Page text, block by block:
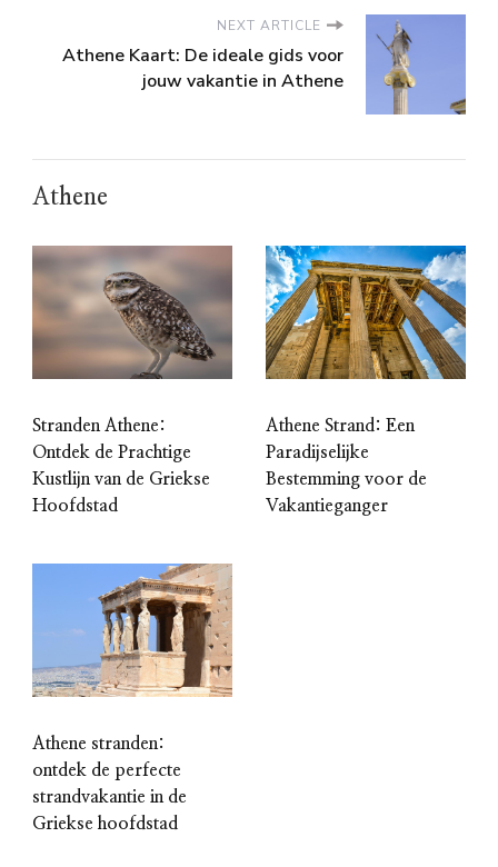
NEXT ARTICLE
Athene Kaart: De ideale gids voor
jouw vakantie in Athene
Athene
Stranden Athene:
Ontdek de Prachtige
Kustlijn van de Griekse
Hoofdstad
Athene Strand: Een
Paradijselijke
Bestemming voor de
Vakantieganger
Athene stranden:
ontdek de perfecte
strandvakantie in de
Griekse hoofdstad